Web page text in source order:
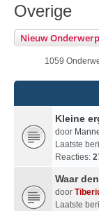
Overige
Nieuw Onderwerp
1059
Kleine
door
Laatste
Reacties:
Waar
door
Laatste